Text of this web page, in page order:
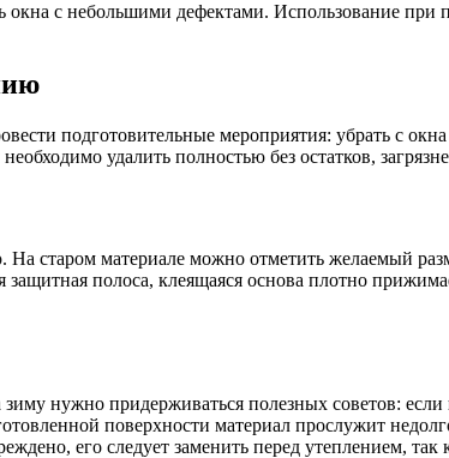
с небольшими дефектами. Использование при
подготовительные мероприятия: убрать с
удалить полностью без остатков,
старом материале можно отметить желаемый
защитная полоса, клеящаяся основа плотно
нужно придерживаться полезных советов:
поверхности материал прослужит
его следует заменить перед утеплением,